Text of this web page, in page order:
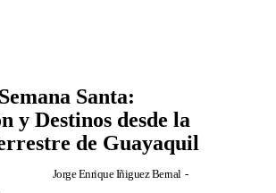
Santa:
y Destinos desde la
de Guayaquil
Jorge Enrique Iñiguez Bernal -